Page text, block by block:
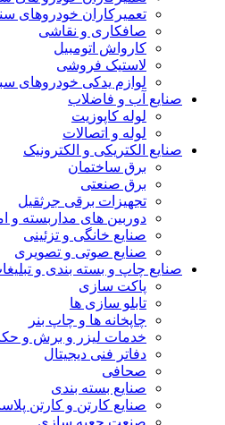
تعمیرکاران خودروهای
صافکاری و نقاشی
کارواش اتومبیل
لاستیک فروشی
لوازم یدکی خودروهای
صنایع آب و فاضلاب
لوله کاپوزیت
لوله و اتصالات
صنایع الکتریکی و الکترونیک
برق ساختمان
برق صنعتی
تجهیزات برقی جرثقیل
دوربین های مداربسته و
صنایع خانگی و تزئینی
صنایع صوتی و تصویری
صنایع چاپ و بسته بندی و
پاکت سازی
تابلو سازی ها
چاپخانه ها و چاپ بنر
خدمات لیزر و برش و
دفاتر فنی دیجیتال
صحافی
صنایع بسته بندی
صنایع کارتن و کارتن